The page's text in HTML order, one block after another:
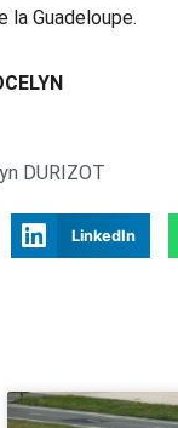
la Guadeloupe.
DURIZOT
LinkedIn